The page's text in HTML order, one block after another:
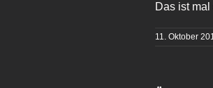
Das ist
11. Oktober